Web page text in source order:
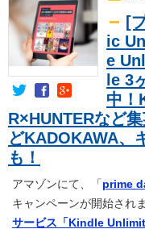
[
ic
e
le 3
中！
R×HUNTERなど
どKADOKAWA、
も！
アマゾンにて、「 prime
キャンペーンが開始され
サービス「Kindle